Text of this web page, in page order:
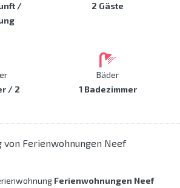
/
2 Gäste
/ 2
Bäder
1 Badezimmer
von Ferienwohnungen Neef
Ferienwohnungen Neef